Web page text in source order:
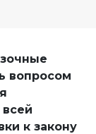
вопросом
к закону